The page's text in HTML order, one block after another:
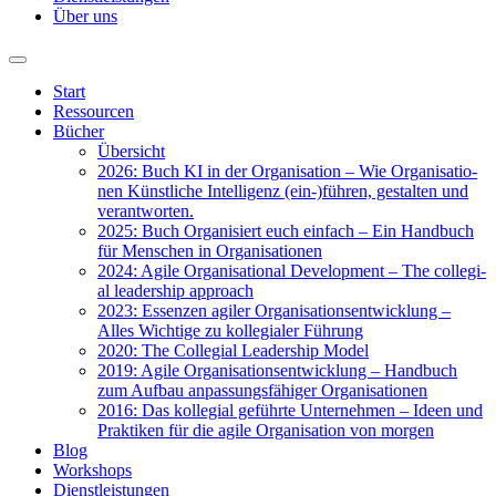
Über uns
Start
Res­sour­cen
Bücher
Über­sicht
2026: Buch KI in der Orga­ni­sa­ti­on – Wie Orga­ni­sa­tio­
nen Künst­li­che Intel­li­genz (ein-)führen, gestal­ten und
ver­ant­wor­ten.
2025: Buch Orga­ni­siert euch ein­fach – Ein Hand­buch
für Men­schen in Orga­ni­sa­tio­nen
2024: Agi­le Orga­ni­sa­tio­nal Deve­lo­p­ment – The col­le­gi­
al lea­der­ship approach
2023: Essen­zen agi­ler Orga­ni­sa­ti­ons­ent­wick­lung –
Alles Wich­ti­ge zu kol­le­gia­ler Füh­rung
2020: The Col­le­gi­al Lea­der­ship Model
2019: Agi­le Orga­ni­sa­ti­ons­ent­wick­lung – Hand­buch
zum Auf­bau anpas­sungs­fä­hi­ger Orga­ni­sa­tio­nen
2016: Das kol­le­gi­al geführ­te Unter­neh­men – Ideen und
Prak­ti­ken für die agi­le Orga­ni­sa­ti­on von mor­gen
Blog
Work­shops
Dienst­leis­tun­gen